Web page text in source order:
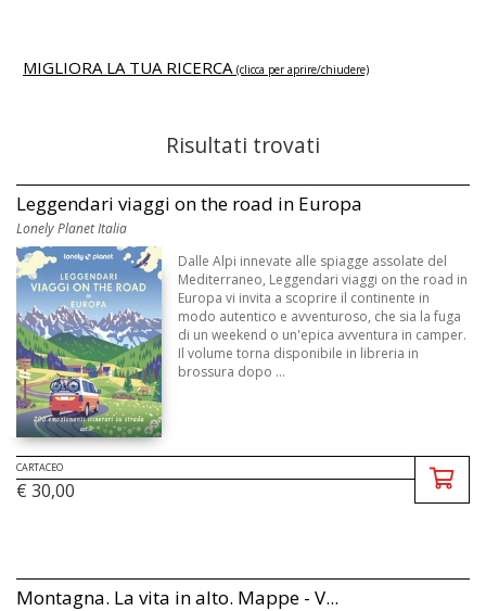
MIGLIORA LA TUA RICERCA (clicca per aprire/chiudere)
Risultati trovati
Leggendari viaggi on the road in Europa
Lonely Planet Italia
Dalle Alpi innevate alle spiagge assolate del
Mediterraneo, Leggendari viaggi on the road in
Europa vi invita a scoprire il continente in
modo autentico e avventuroso, che sia la fuga
di un weekend o un'epica avventura in camper.
Il volume torna disponibile in libreria in
brossura dopo ...
CARTACEO
€ 30,00
Montagna. La vita in alto. Mappe - V...